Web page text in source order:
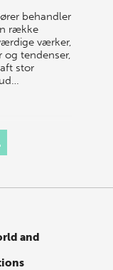
behandler
række
værker,
og tendenser,
stor
and